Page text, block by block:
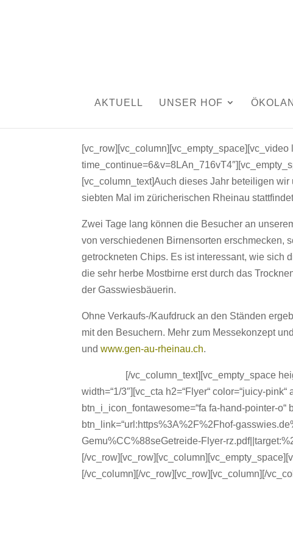
AKTUELL UNSER HOF
[vc_column_text]Auch dieses Jahr beteiligen
siebten Mal im züricherischen Rheinau
Zwei Tage lang können die Besucher an
von verschiedenen Birnensorten erschmecken,
getrockneten Chips. Es ist interessant, wie sich
die sehr herbe Mostbirne erst durch das
der Gasswiesbäuerin.
Ohne Verkaufs-/Kaufdruck an den Ständen
mit den Besuchern. Mehr zum Messekonzept
undwww.gen-au-rheinau.ch.
[/vc_column_text][vc_empty_space
width=“1/3″][vc_cta h2=“Flyer“ color=“juicy-
btn_i_icon_fontawesome=“fa fa-hand-pointer-o“
btn_link=“url:https%3A%2F%2Fhof-
Gemu%CC%88seGetreide-Flyer-
[/
[/vc_column][/vc_row][vc_row][vc_column][/